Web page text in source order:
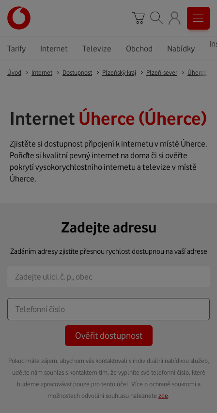
Tarify Internet Televize Obchod Nabídky
Úvod Internet Dostupnost Plzeňský kraj Plzeň-sever Úherce
Internet Úherce (Úherce)
Zjistěte si dostupnost připojení k internetu v místě Úherce.
Pořiďte si kvalitní pevný internet na doma či si ověřte
pokrytí vysokorychlostního internetu a televize v místě
Úherce.
Zadejte adresu
Zadáním adresy zjistíte přesnou rychlost dostupnou na vaší adrese
Ověřit dostupnost
Pokud máte zájem, abychom vás kontaktovali s individuální nabídkou služeb,
udělte nám souhlas s kontaktem tím, že vyplníte své telefonní číslo, které
budeme zpracovávat pouze pro tento účel. Více o ochraně soukromí a
možnostech odvolání souhlasu naleznete zde